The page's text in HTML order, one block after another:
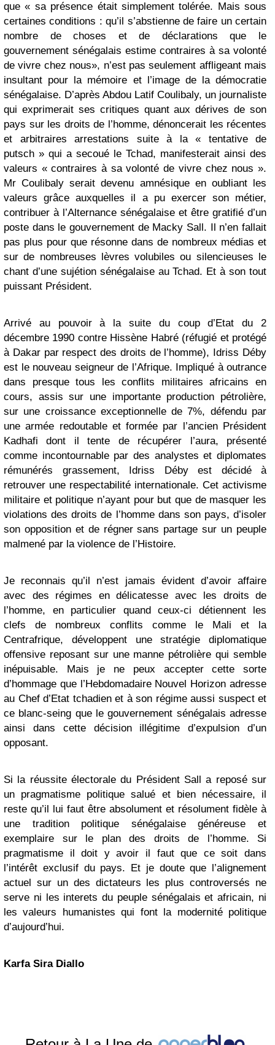
que « sa présence était simplement tolérée. Mais sous
certaines conditions : qu’il s’abstienne de faire un certain
nombre de choses et de déclarations que le
gouvernement sénégalais estime contraires à sa volonté
de vivre chez nous», n’est pas seulement affligeant mais
insultant pour la mémoire et l’image de la démocratie
sénégalaise. D’après Abdou Latif Coulibaly, un journaliste
qui exprimerait ses critiques quant aux dérives de son
pays sur les droits de l’homme, dénoncerait les récentes
et arbitraires arrestations suite à la « tentative de
putsch » qui a secoué le Tchad, manifesterait ainsi des
valeurs « contraires à sa volonté de vivre chez nous ».
Mr Coulibaly serait devenu amnésique en oubliant les
valeurs grâce auxquelles il a pu exercer son métier,
contribuer à l’Alternance sénégalaise et être gratifié d’un
poste dans le gouvernement de Macky Sall. Il n’en fallait
pas plus pour que résonne dans de nombreux médias et
sur de nombreuses lèvres volubiles ou silencieuses le
chant d’une sujétion sénégalaise au Tchad. Et à son tout
puissant Président.
Arrivé au pouvoir à la suite du coup d’Etat du 2
décembre 1990 contre Hissène Habré (réfugié et protégé
à Dakar par respect des droits de l’homme), Idriss Déby
est le nouveau seigneur de l’Afrique. Impliqué à outrance
dans presque tous les conflits militaires africains en
cours, assis sur une importante production pétrolière,
sur une croissance exceptionnelle de 7%, défendu par
une armée redoutable et formée par l’ancien Président
Kadhafi dont il tente de récupérer l’aura, présenté
comme incontournable par des analystes et diplomates
rémunérés grassement, Idriss Déby est décidé à
retrouver une respectabilité internationale. Cet activisme
militaire et politique n’ayant pour but que de masquer les
violations des droits de l’homme dans son pays, d’isoler
son opposition et de régner sans partage sur un peuple
malmené par la violence de l’Histoire.
Je reconnais qu’il n’est jamais évident d’avoir affaire
avec des régimes en délicatesse avec les droits de
l’homme, en particulier quand ceux-ci détiennent les
clefs de nombreux conflits comme le Mali et la
Centrafrique, développent une stratégie diplomatique
offensive reposant sur une manne pétrolière qui semble
inépuisable. Mais je ne peux accepter cette sorte
d’hommage que l’Hebdomadaire Nouvel Horizon adresse
au Chef d’Etat tchadien et à son régime aussi suspect et
ce blanc-seing que le gouvernement sénégalais adresse
ainsi dans cette décision illégitime d’expulsion d’un
opposant.
Si la réussite électorale du Président Sall a reposé sur
un pragmatisme politique salué et bien nécessaire, il
reste qu’il lui faut être absolument et résolument fidèle à
une tradition politique sénégalaise généreuse et
exemplaire sur le plan des droits de l’homme. Si
pragmatisme il doit y avoir il faut que ce soit dans
l’intérêt exclusif du pays. Et je doute que l’alignement
actuel sur un des dictateurs les plus controversés ne
serve ni les interets du peuple sénégalais et africain, ni
les valeurs humanistes qui font la modernité politique
d’aujourd’hui.
Karfa Sira Diallo